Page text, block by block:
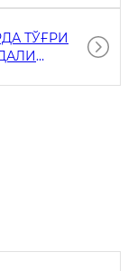
ТЎҒРИ